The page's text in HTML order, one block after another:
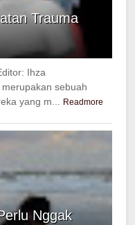
Trauma
Ihza
sebuah
yang m...
Readmore
Nggak